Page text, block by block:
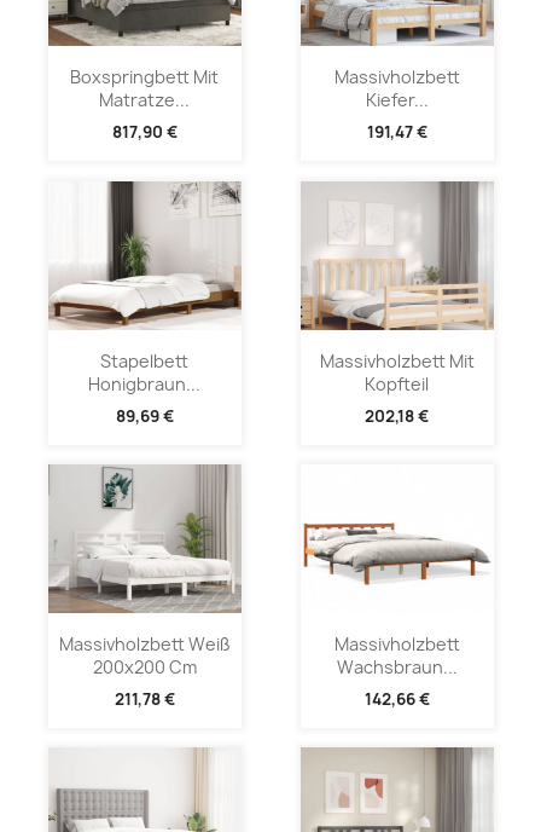
Boxspringbett Mit
Matratze...
817,90 €
Massivholzbett
Kiefer...
191,47 €
Stapelbett
Honigbraun...
89,69 €
Massivholzbett Mit
Kopfteil
202,18 €
Massivholzbett Weiß
200x200 Cm
211,78 €
Massivholzbett
Wachsbraun...
142,66 €